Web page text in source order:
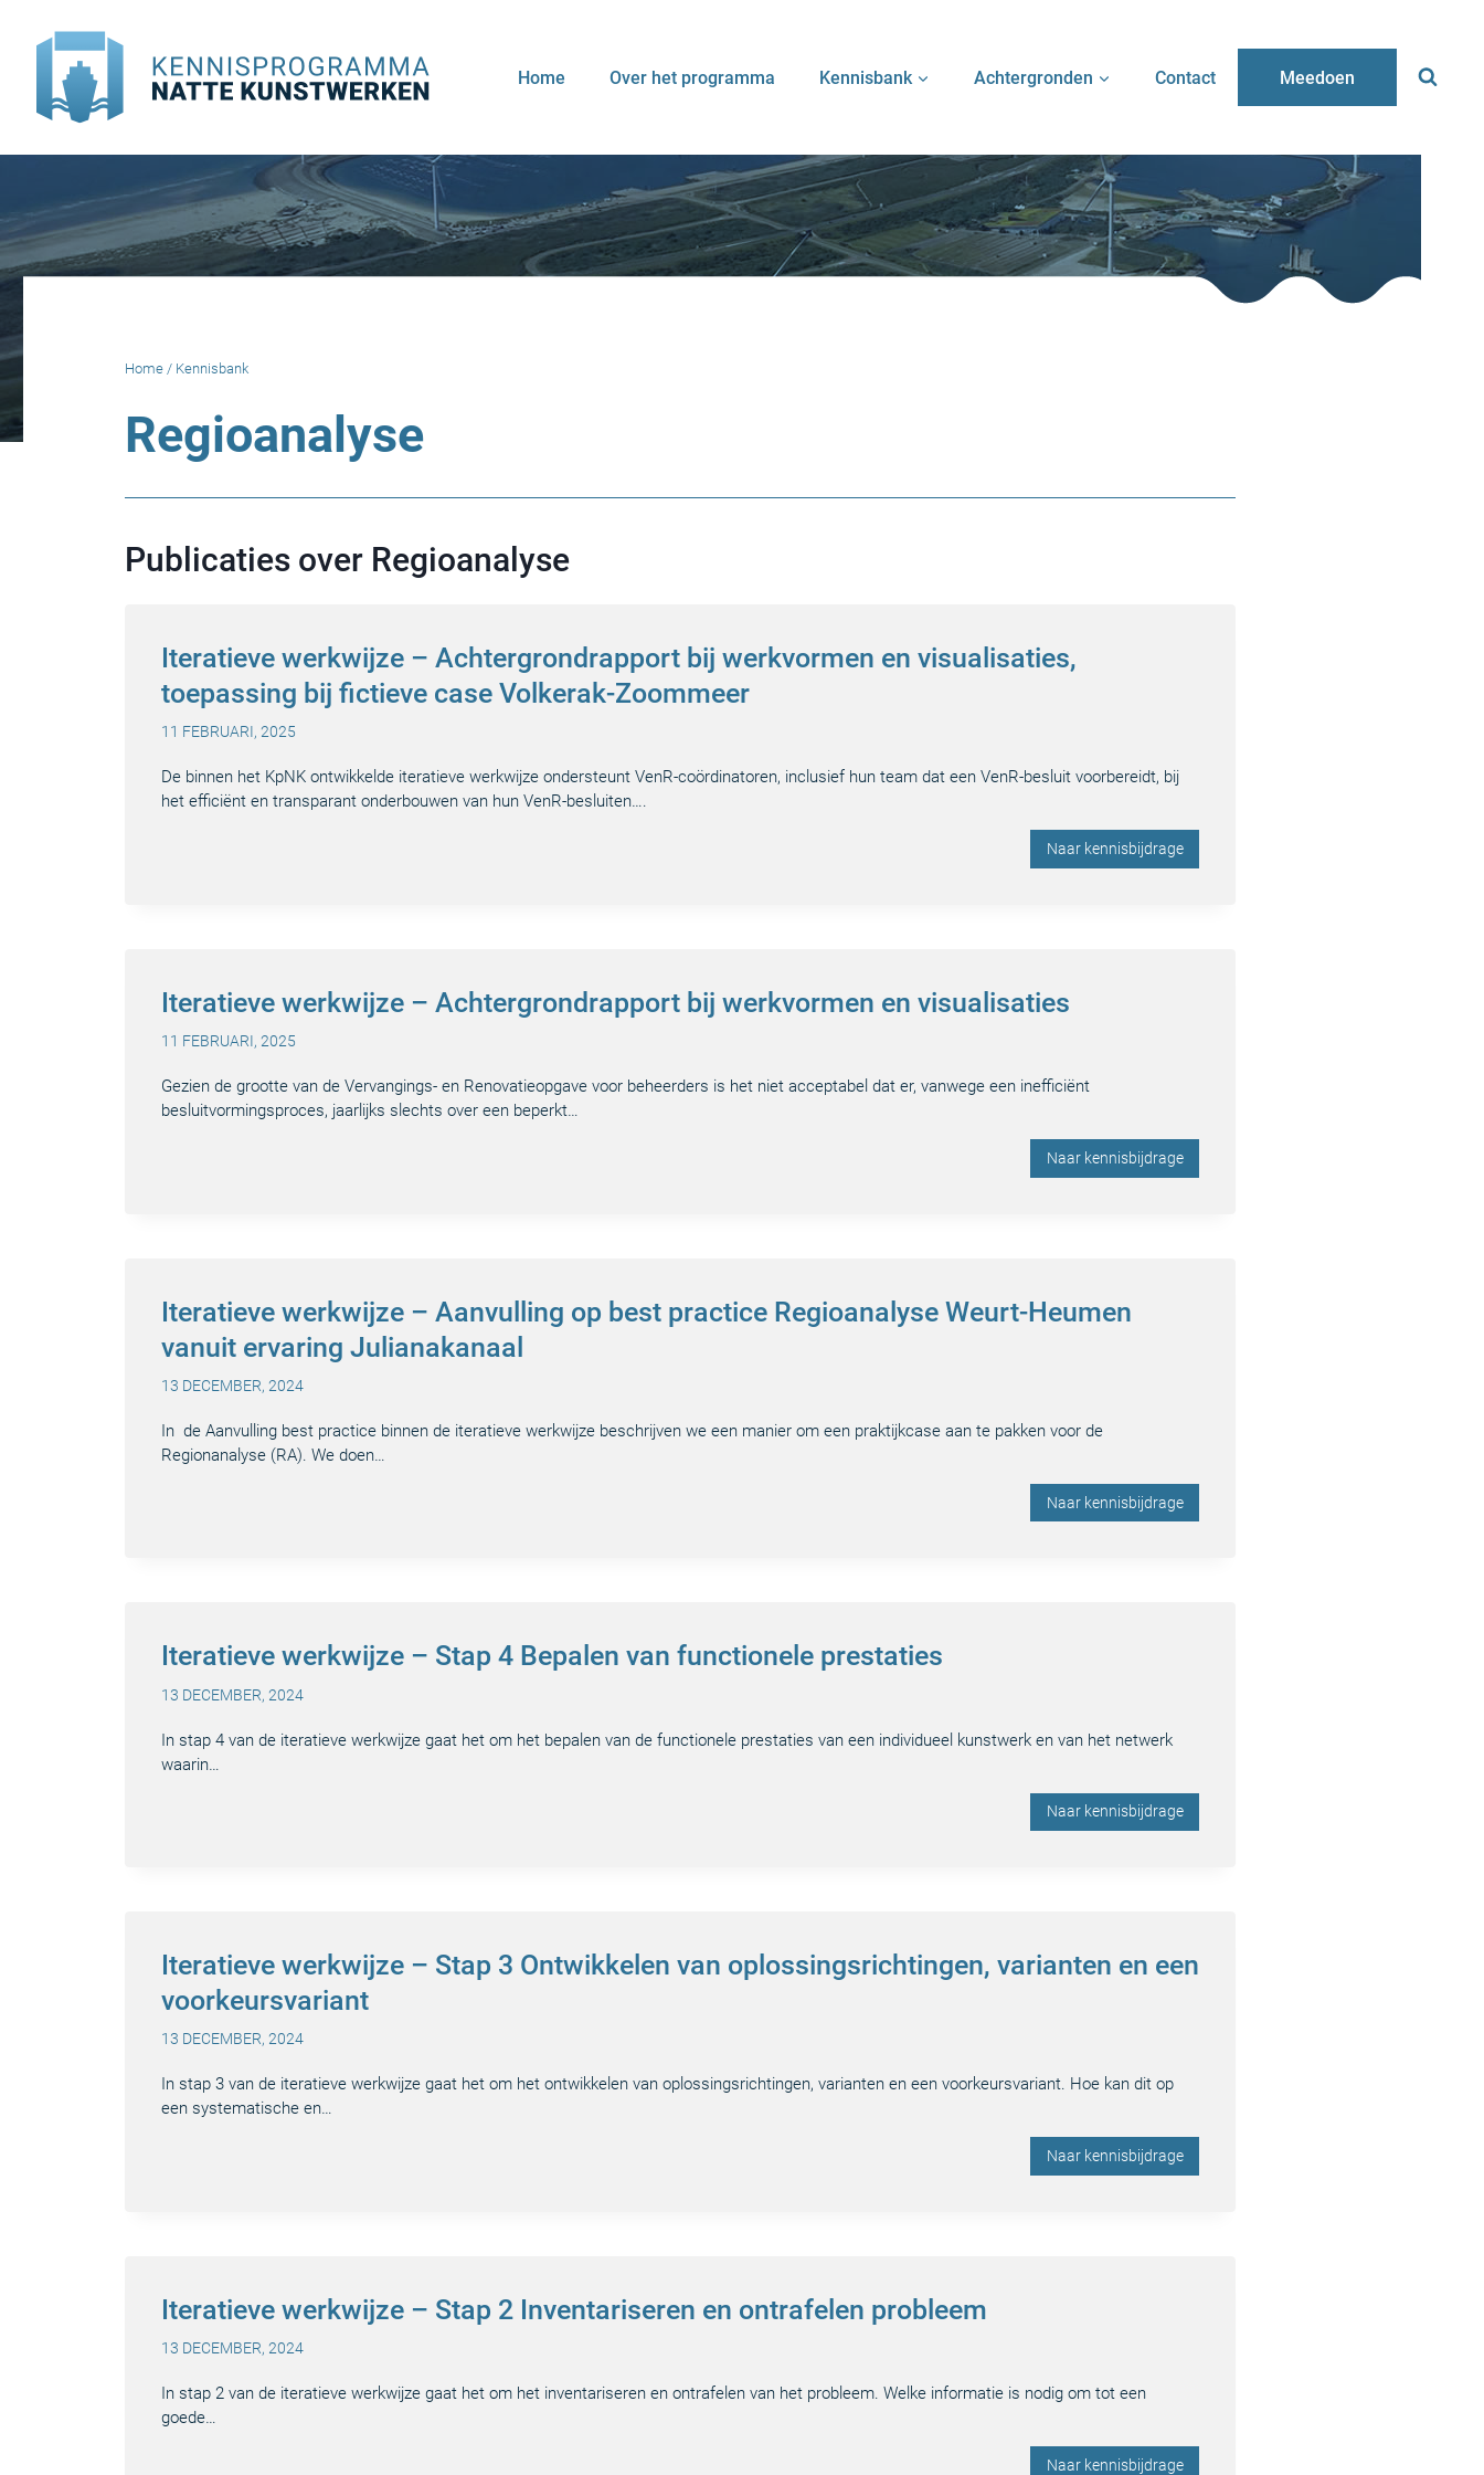
naar
Home Over het programma Kennisbank Achtergronden Contact Meedoen
Home / Kennisbank
Regioanalyse
Publicaties over Regioanalyse
Iteratieve werkwijze – Achtergrondrapport bij werkvormen en visualisaties,
toepassing bij fictieve case Volkerak-Zoommeer
11 FEBRUARI, 2025
De binnen het KpNK ontwikkelde iteratieve werkwijze ondersteunt VenR-coördinatoren, inclusief hun team dat een VenR-besluit voorbereidt, bij
het efficiënt en transparant onderbouwen van hun VenR-besluiten….
Naar kennisbijdrage
Iteratieve werkwijze – Achtergrondrapport bij werkvormen en visualisaties
11 FEBRUARI, 2025
Gezien de grootte van de Vervangings- en Renovatieopgave voor beheerders is het niet acceptabel dat er, vanwege een inefficiënt
besluitvormingsproces, jaarlijks slechts over een beperkt…
Naar kennisbijdrage
Iteratieve werkwijze – Aanvulling op best practice Regioanalyse Weurt-Heumen
vanuit ervaring Julianakanaal
13 DECEMBER, 2024
In de Aanvulling best practice binnen de iteratieve werkwijze beschrijven we een manier om een praktijkcase aan te pakken voor de
Regionanalyse (RA). We doen…
Naar kennisbijdrage
Iteratieve werkwijze – Stap 4 Bepalen van functionele prestaties
13 DECEMBER, 2024
In stap 4 van de iteratieve werkwijze gaat het om het bepalen van de functionele prestaties van een individueel kunstwerk en van het netwerk
waarin…
Naar kennisbijdrage
Iteratieve werkwijze – Stap 3 Ontwikkelen van oplossingsrichtingen, varianten en een
voorkeursvariant
13 DECEMBER, 2024
In stap 3 van de iteratieve werkwijze gaat het om het ontwikkelen van oplossingsrichtingen, varianten en een voorkeursvariant. Hoe kan dit op
een systematische en…
Naar kennisbijdrage
Iteratieve werkwijze – Stap 2 Inventariseren en ontrafelen probleem
13 DECEMBER, 2024
In stap 2 van de iteratieve werkwijze gaat het om het inventariseren en ontrafelen van het probleem. Welke informatie is nodig om tot een
goede…
Naar kennisbijdrage